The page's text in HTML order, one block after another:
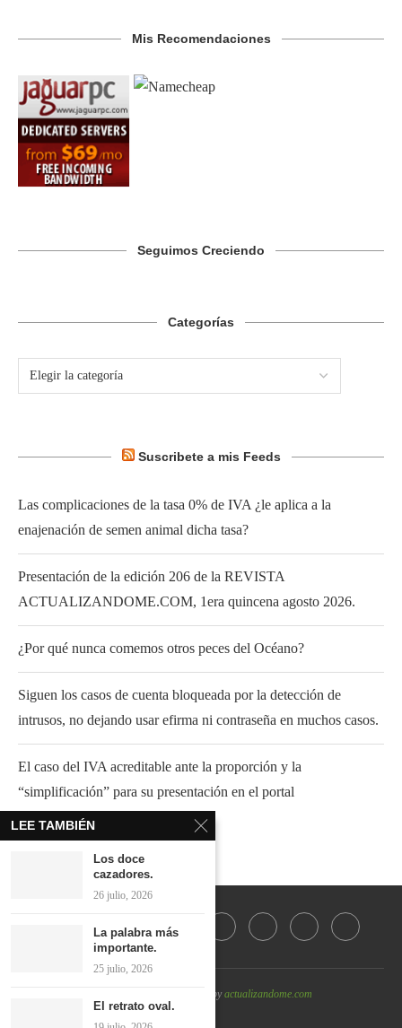
Mis Recomendaciones
Seguimos Creciendo
Categorías
Suscribete a mis Feeds
Las complicaciones de la tasa 0% de IVA ¿le aplica a la
enajenación de semen animal dicha tasa?
Presentación de la edición 206 de la REVISTA
ACTUALIZANDOME.COM, 1era quincena agosto 2026.
¿Por qué nunca comemos otros peces del Océano?
Siguen los casos de cuenta bloqueada por la detección de
intrusos, no dejando usar efirma ni contraseña en muchos casos.
El caso del IVA acreditable ante la proporción y la
“simplificación” para su presentación en el portal
@2022 - All Right Reserved byactualizandome.com
LEE TAMBIÉN
Los doce
cazadores.
26 julio, 2026
La palabra más
importante.
25 julio, 2026
El retrato oval.